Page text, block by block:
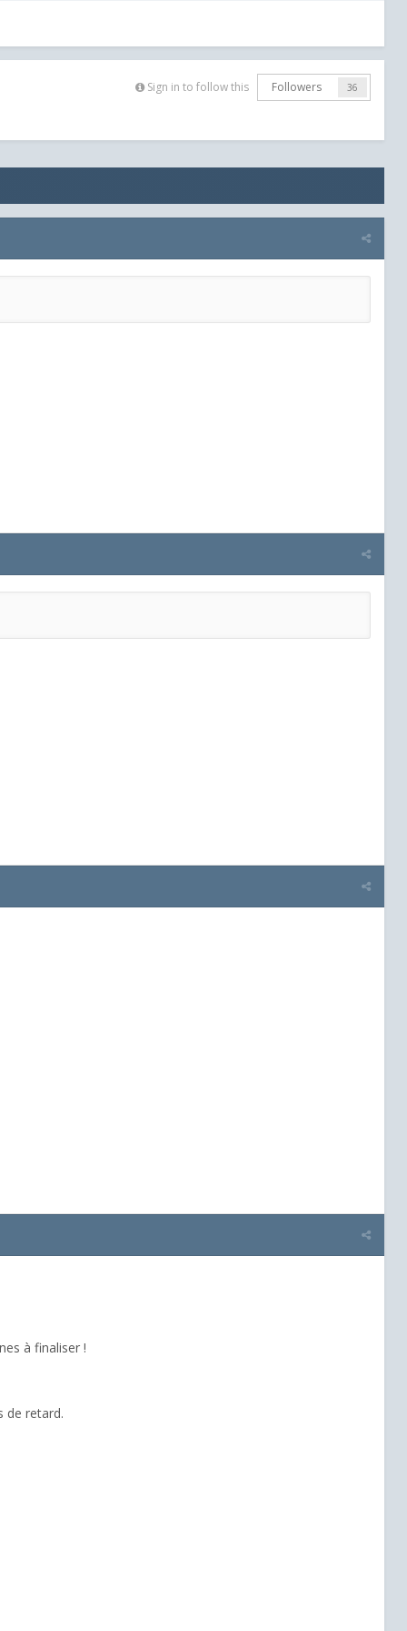
Sign in to follow this Followers 36
à finaliser !
de retard.